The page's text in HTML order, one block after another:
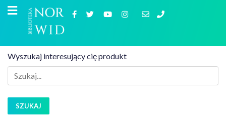
Wyszukaj interesujący cię produkt
SZUKAJ